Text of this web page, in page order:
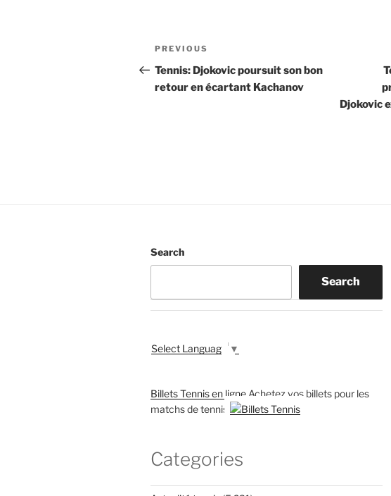
Post
navigation
Previous
Post
PREVIOUS
Tennis: Djokovic poursuit son bon
retour en écartant Kachanov
Djokovic
Search
Search
Select Language ▼
Billets Tennis en ligne Achetez vos billets pour les
matchs de tennis
Categories